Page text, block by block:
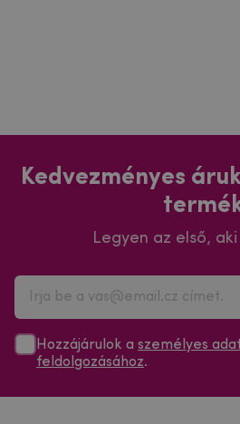
Kedvezményes
Legyen az első,
Hozzájárulok a személyes
feldolgozásához.